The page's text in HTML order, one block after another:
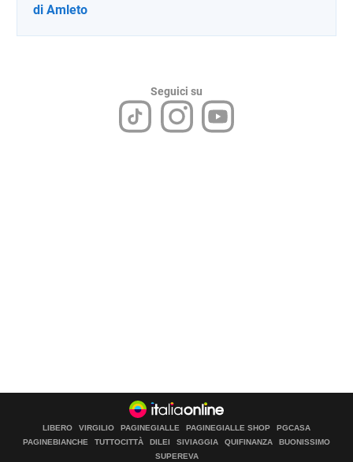
di Amleto
Seguici su
LIBERO VIRGILIO PAGINEGIALLE PAGINEGIALLE SHOP
PGCASA
PAGINEBIANCHE
TUTTOCITTÀ DILEI SIVIAGGIA QUIFINANZA
BUONISSIMO
SUPEREVA